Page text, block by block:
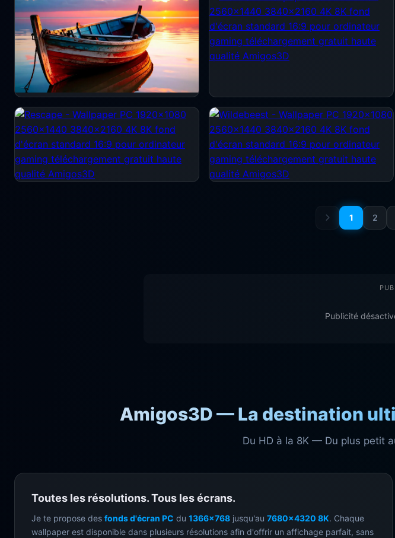
1 2
Publicité
Amigos3D — La destination
Du HD à la 8K — Du plus petit
Toutes les résolutions. Tous les écrans.
Je te propose des fonds d'écran PC du 1366×768 jusqu'au 7680×4320 8K. Chaque
wallpaper est disponible dans plusieurs résolutions afin d'offrir un affichage parfait, sans